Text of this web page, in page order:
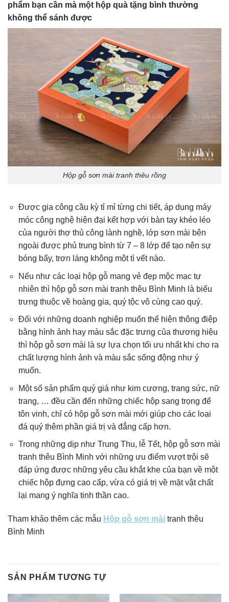
phẩm bạn cần mà một hộp quà tặng bình thường
không thể sánh được
Hộp gỗ sơn mài tranh thêu rồng
Được gia công cầu kỳ tỉ mỉ từng chi tiết, áp dụng máy
móc công nghệ hiện đại kết hợp với bàn tay khéo léo
của người thợ thủ công lành nghề, lớp sơn mài bên
ngoài được phủ trung bình từ 7 – 8 lớp để tạo nên sự
bóng bẩy, trơn láng không một tì vết nào.
Nếu như các loại hộp gỗ mang vẻ đẹp mộc mạc tự
nhiên thì hộp gỗ sơn mài tranh thêu Bình Minh là biểu
trưng thuộc về hoàng gia, quý tộc vô cùng cao quý.
Đối với những doanh nghiệp muốn thể hiện thông điệp
bằng hình ảnh hay màu sắc đặc trưng của thương hiệu
thì hộp gỗ sơn mài là sự lựa chọn tối ưu nhất khi cho ra
chất lượng hình ảnh và màu sắc sống động như ý
muốn.
Một số sản phẩm quý giá như kim cương, trang sức, nữ
trang, … đều cần đến những chiếc hộp sang trọng để
tôn vinh, chỉ có hộp gỗ sơn mài mới giúp cho các loại
đá quý thêm phần giá trị và đẳng cấp hơn.
Trong những dịp như Trung Thu, lễ Tết, hộp gỗ sơn mài
tranh thêu Bình Minh với những ưu điểm vượt trội sẽ
đáp ứng được những yêu cầu khắt khe của bạn về một
chiếc hộp đựng cao cấp, vừa có giá trị về mặt vật chất
lại mang ý nghĩa tinh thần cao.
Tham khảo thêm các mẫu Hộp gỗ sơn mài tranh thêu
Bình Minh
SẢN PHẨM TƯƠNG TỰ